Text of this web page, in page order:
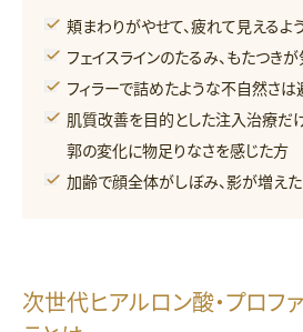
頬まわりがやせて、疲れて見えるよ
フェイスラインのたるみ、もたつき
フィラーで詰めたような不自然さ
肌質改善を目的とした注入治療だ
郭の変化に物足りなさを感じた方
加齢で顔全体がしぼみ、影が増え
次世代ヒアルロン酸・プロフ